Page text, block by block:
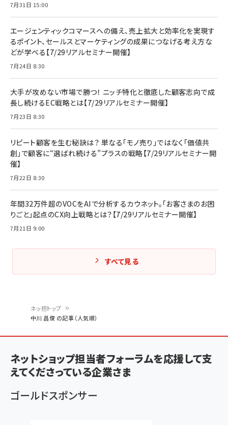
く
ず
ネッ担トップ
中川 昌俊 の記事（人気順）
7月31日 15:00
エージェンティックコマースへの備え、売上拡大と効率化を実現す
るポイント、セールスとマーケティングの成果につなげる考え方な
どが学べる【7/29リアルセミナー開催】
7月24日 8:30
大手が攻めない市場で勝つ！ ニッチ特化と徹底した顧客志向で成
長し続けるEC戦略とは【7/29リアルセミナー開催】
7月23日 8:30
リピート顧客を生む秘訣は？ 単なる「モノ売り」ではなく「価値共
創」で顧客に“選ばれ続ける”プラスの戦略【7/29リアルセミナー開
催】
7月22日 8:30
年間32万件超のVOCをAIで分析するカウネット。「お客さまのお困
りごと」起点のCX向上戦略とは？【7/29リアルセミナー開催】
7月21日 9:00
すべて見る
ネットショップ担当者フォーラムを応援して支
えてくださっている企業さま
ゴールドスポンサー